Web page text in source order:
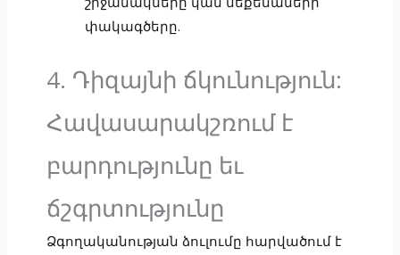
փակագծերը.
4. Դիզայնի ճկունություն:
Հավասարակշռում է
բարդությունը եւ
ճշգրտությունը
Ձգողականության ձուլումը հարվածում է